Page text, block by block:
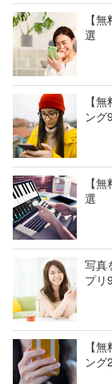
【
選
【
ング
【
選
写真
プリ
【
ング